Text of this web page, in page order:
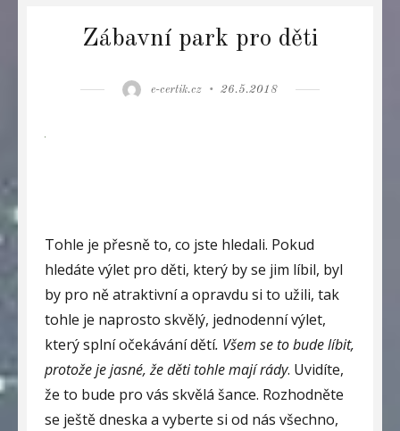
Zábavní park pro děti
Author
e-certik.cz
Posted
26.5.2018
Tohle je přesně to, co jste hledali. Pokud
hledáte výlet pro děti, který by se jim líbil, byl
by pro ně atraktivní a opravdu si to užili, tak
tohle je naprosto skvělý, jednodenní výlet,
který splní očekávání dětí. Všem se to bude líbit,
protože je jasné, že děti tohle mají rády. Uvidíte,
že to bude pro vás skvělá šance. Rozhodněte
se ještě dneska a vyberte si od nás všechno,